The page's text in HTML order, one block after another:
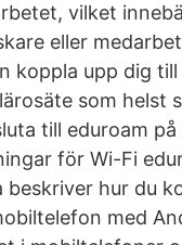
vilket
eller
koppla upp dig
som helst
till eduroam
för Wi-Fi
beskriver hur du
med